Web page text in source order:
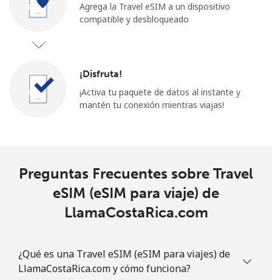
Agrega la Travel eSIM a un dispositivo
compatible y desbloqueado
¡Disfruta!
¡Activa tu paquete de datos al instante y
mantén tu conexión mientras viajas!
Preguntas Frecuentes sobre Travel
eSIM (eSIM para viaje) de
LlamaCostaRica.com
¿Qué es una Travel eSIM (eSIM para viajes) de
LlamaCostaRica.com y cómo funciona?